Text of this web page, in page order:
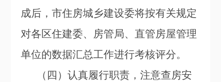
成后，市住房城乡建设委将按有关规定
对各区住建委、房管局、直管房屋管理
单位的数据汇总工作进行考核评分。
（四）认真履行职责，注意查房安